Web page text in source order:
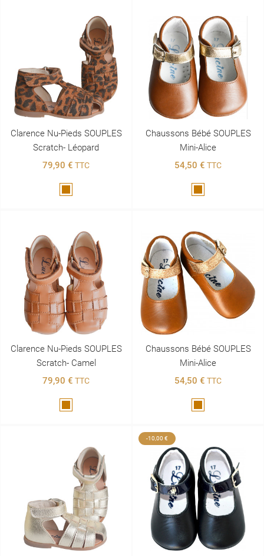
Clarence Nu-Pieds SOUPLES
Scratch- Léopard
79,90 € TTC
Chaussons Bébé SOUPLES
Mini-Alice
54,50 € TTC
Clarence Nu-Pieds SOUPLES
Scratch- Camel
79,90 € TTC
Chaussons Bébé SOUPLES
Mini-Alice
54,50 € TTC
-10,00 €